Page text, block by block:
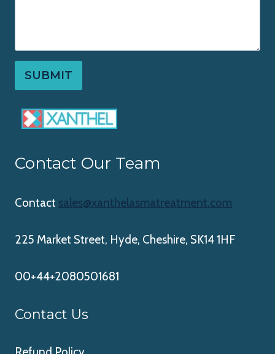
SUBMIT
Contact Our Team
Contact sales@xanthelasmatreatment.com
225 Market Street, Hyde, Cheshire, SK14 1HF
00+44+2080501681
Contact Us